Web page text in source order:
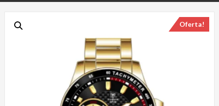
Oferta!